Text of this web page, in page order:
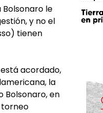
le
y no el
tienen
acordado,
la
Bolsonaro, en
torneo